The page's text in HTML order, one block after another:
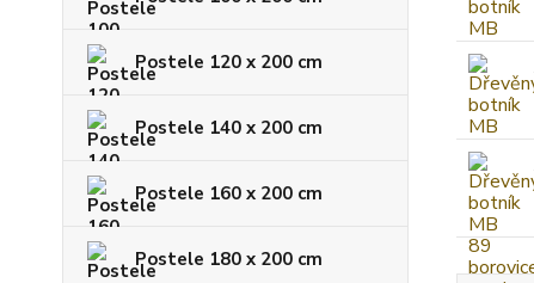
Postele 120 x 200 cm
Postele 140 x 200 cm
Postele 160 x 200 cm
Postele 180 x 200 cm